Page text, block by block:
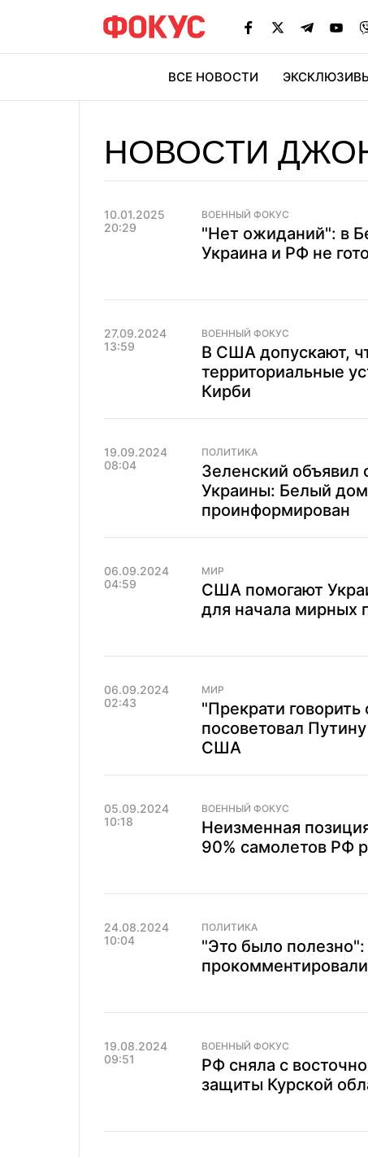
ВСЕ НОВОСТИ
НОВОСТИ
10.01.2025
20:29
ВОЕННЫЙ ФОКУС
"Нет ожиданий": в
Украина и РФ не
27.09.2024
13:59
ВОЕННЫЙ ФОКУС
В США допускают,
территориальные
Кирби
19.09.2024
08:04
ПОЛИТИКА
Зеленский объявил
Украины: Белый
проинформирован
06.09.2024
04:59
МИР
США помогают
для начала мирных
06.09.2024
02:43
МИР
"Прекрати
посоветовал
США
05.09.2024
10:18
ВОЕННЫЙ ФОКУС
Неизменная
90% самолетов РФ
24.08.2024
10:04
ПОЛИТИКА
"Это было
19.08.2024
09:51
ВОЕННЫЙ ФОКУС
РФ сняла с
защиты Курской